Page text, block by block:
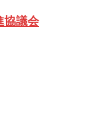
協議会